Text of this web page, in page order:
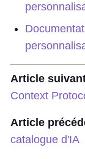
Article
Context
Article
catalogue d'IA